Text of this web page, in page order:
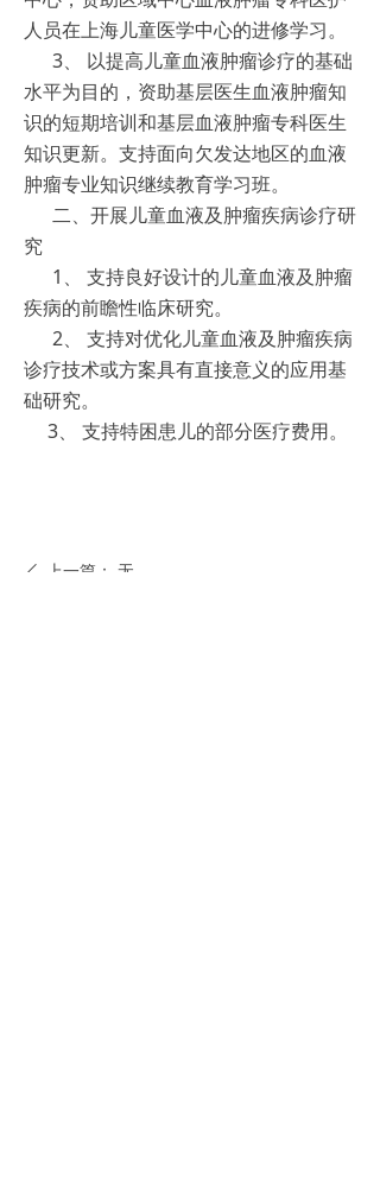
人员在上海儿童医学中心的进修学习。
3、 以提高儿童血液肿瘤诊疗的基础
水平为目的，资助基层医生血液肿瘤知
识的短期培训和基层血液肿瘤专科医生
知识更新。支持面向欠发达地区的血液
肿瘤专业知识继续教育学习班。
二、开展儿童血液及肿瘤疾病诊疗研
究
1、 支持良好设计的儿童血液及肿瘤
疾病的前瞻性临床研究。
2、 支持对优化儿童血液及肿瘤疾病
诊疗技术或方案具有直接意义的应用基
础研究。
3、 支持特困患儿的部分医疗费用。
ꄴ 上一篇： 无